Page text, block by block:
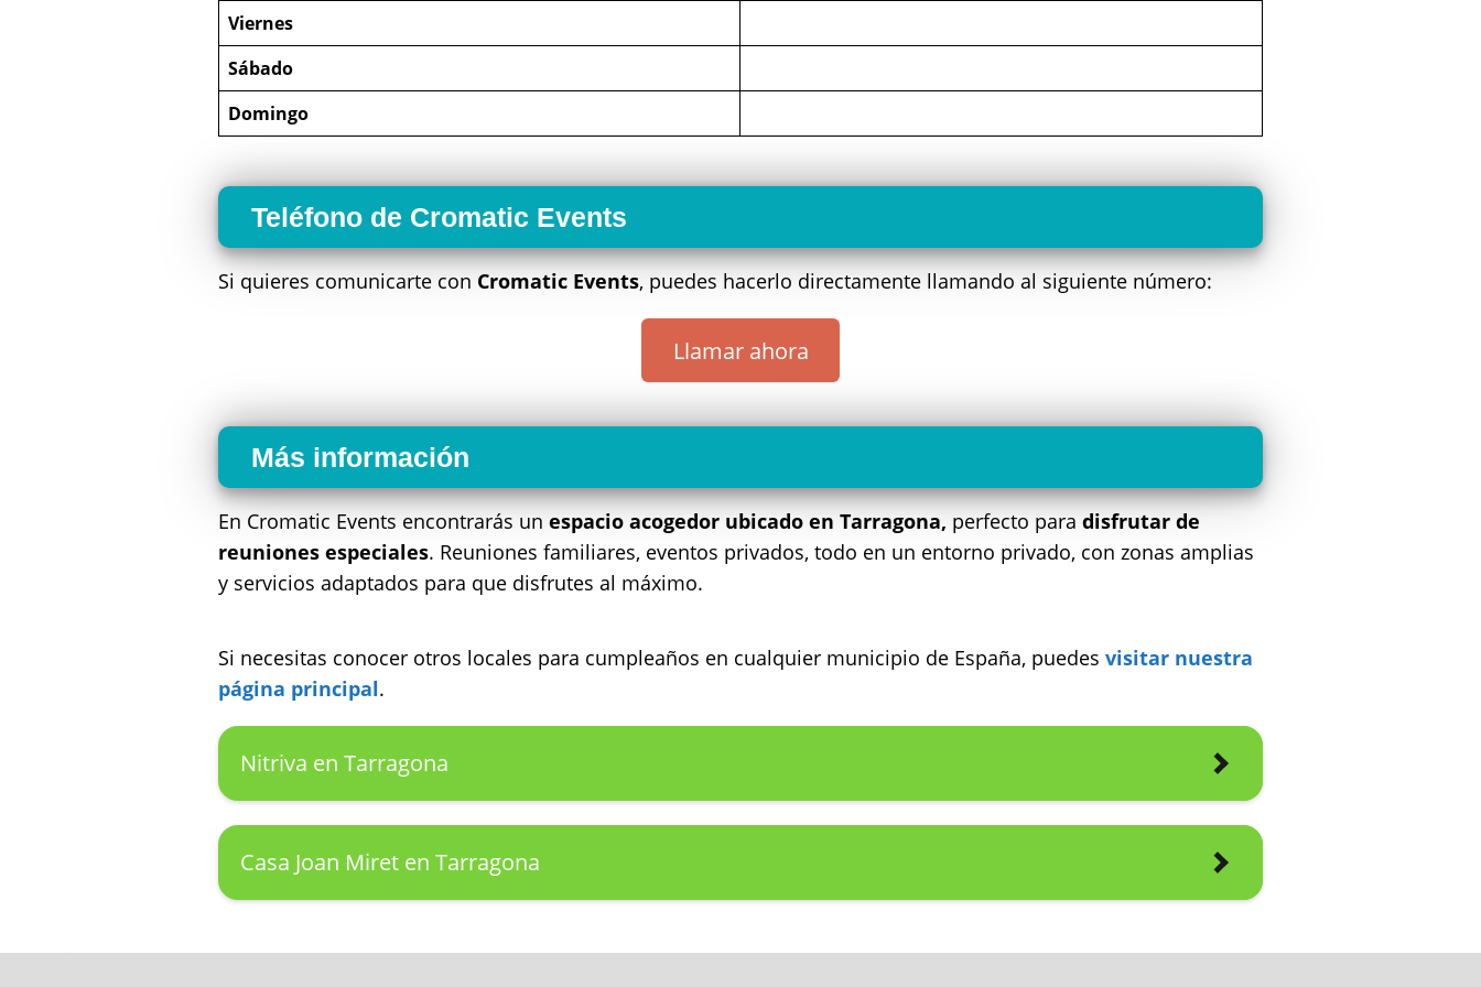
Viernes
Sábado
Domingo
Teléfono de Cromatic Events
Si quieres comunicarte con Cromatic Events, puedes hacerlo directamente llamando al siguiente número:
Llamar ahora
Más información
En Cromatic Events encontrarás un espacio acogedor ubicado en Tarragona, perfecto para disfrutar de
reuniones especiales. Reuniones familiares, eventos privados, todo en un entorno privado, con zonas amplias
y servicios adaptados para que disfrutes al máximo.
Si necesitas conocer otros locales para cumpleaños en cualquier municipio de España, puedes visitar nuestra
página principal.
Nitriva en Tarragona
Casa Joan Miret en Tarragona